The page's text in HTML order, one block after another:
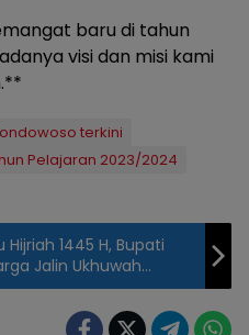
baru di tahun
visi dan misi kami
terkini
Pelajaran 2023/2024
1445 H, Bupati
Jalin Ukhuwah